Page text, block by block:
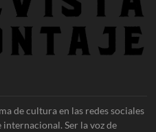
de cultura en las redes sociales
Ser la voz de